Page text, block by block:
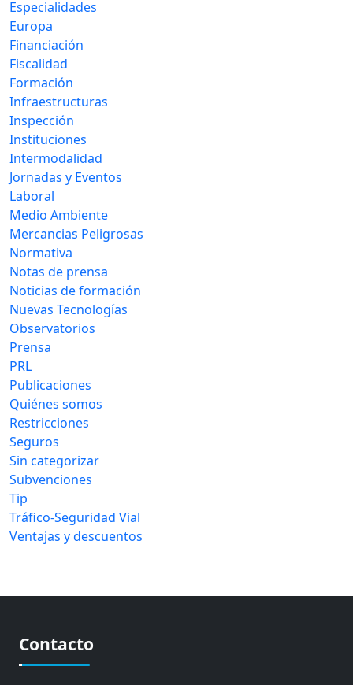
Especialidades
Europa
Financiación
Fiscalidad
Formación
Infraestructuras
Inspección
Instituciones
Intermodalidad
Jornadas y Eventos
Laboral
Medio Ambiente
Mercancias Peligrosas
Normativa
Notas de prensa
Noticias de formación
Nuevas Tecnologías
Observatorios
Prensa
PRL
Publicaciones
Quiénes somos
Restricciones
Seguros
Sin categorizar
Subvenciones
Tip
Tráfico-Seguridad Vial
Ventajas y descuentos
Contacto